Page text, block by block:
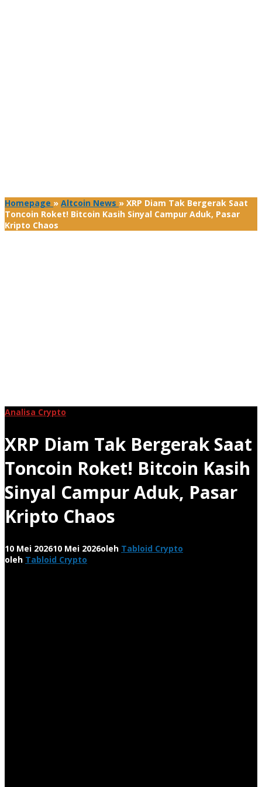
Homepage » Altcoin News » XRP Diam Tak Bergerak Saat
Toncoin Roket! Bitcoin Kasih Sinyal Campur Aduk, Pasar
Kripto Chaos
Analisa Crypto
XRP Diam Tak Bergerak Saat
Toncoin Roket! Bitcoin Kasih
Sinyal Campur Aduk, Pasar
Kripto Chaos
10 Mei 202610 Mei 2026oleh Tabloid Crypto
oleh Tabloid Crypto